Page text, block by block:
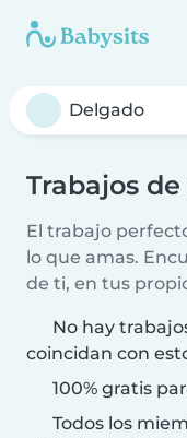
Trabajos
El trabajo
lo que amas.
de ti, en tus
No hay
coincidan con
100% gratis
Todos los